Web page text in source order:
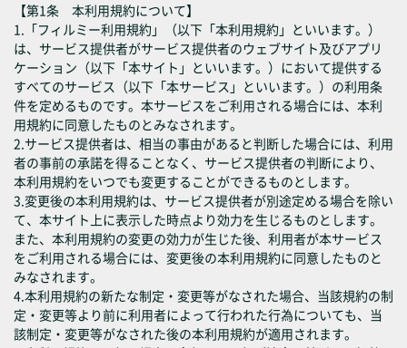
【第1条 本利用規約について】
1.「フィルミー利用規約」（以下「本利用規約」といいます。）
は、サービス提供者がサービス提供者のウェブサイト及びアプリ
ケーション（以下「本サイト」といいます。）において提供する
すべてのサービス（以下「本サービス」といいます。）の利用条
件を定めるものです。本サービスをご利用される場合には、本利
用規約に同意したものとみなされます。
2.サービス提供者は、相当の事由があると判断した場合には、利用
者の事前の承諾を得ることなく、サービス提供者の判断により、
本利用規約をいつでも変更することができるものとします。
3.変更後の本利用規約は、サービス提供者が別途定める場合を除い
て、本サイト上に表示した時点より効力を生じるものとします。
また、本利用規約の変更の効力が生じた後、利用者が本サービス
をご利用される場合には、変更後の本利用規約に同意したものと
みなされます。
4.本利用規約の新たな制定・変更等がなされた場合、当該規約の制
定・変更等より前に利用者によって行われた行為についても、当
該制定・変更等がなされた後の本利用規約が適用されます。